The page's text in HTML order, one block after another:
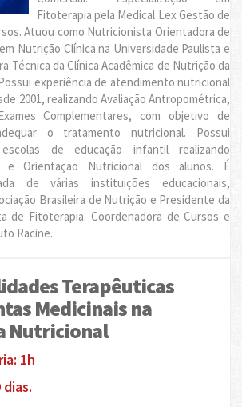
Fitoterapia pela Medical Lex Gestão de
Atuou como Nutricionista Orientadora de
Nutrição Clínica na Universidade Paulista e
Técnica da Clínica Acadêmica de Nutrição da
experiência de atendimento nutricional
2001, realizando Avaliação Antropométrica,
Complementares, com objetivo de
o tratamento nutricional. Possui
de educação infantil realizando
e Orientação Nutricional dos alunos. É
de várias instituições educacionais,
Brasileira de Nutrição e Presidente da
de Fitoterapia. Coordenadora de Cursos e
Racine.
Terapêuticas
Medicinais na
Nutricional
1h